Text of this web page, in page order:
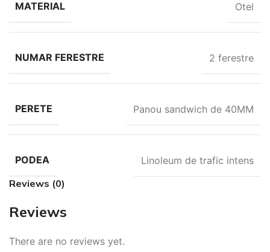
MATERIAL Otel
NUMAR FERESTRE 2 ferestre
PERETE Panou sandwich de 40MM
PODEA
Linoleum de trafic intens
Reviews (0)
Reviews
There are no reviews yet.